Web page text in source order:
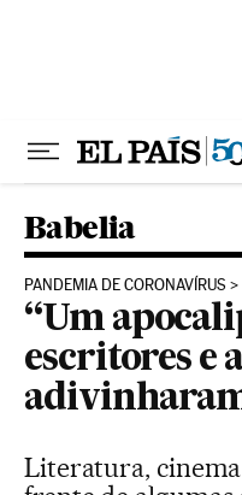
Babelia
PANDEMIA DE CORONAVÍRUS
“Um
escritores e
Literatura,